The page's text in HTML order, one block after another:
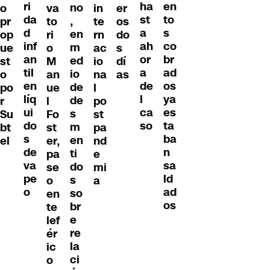
o
pr
op
ue
st
o
po
r
Su
bt
el
ri
da
d
inf
an
til
en
líq
ui
do
s
de
va
pe
o
va
to
ri
o
M
an
ue
l
Fo
st
er,
pa
se
o
en
te
lef
ér
ic
o
no
,
en
m
ed
io
de
de
s
m
en
ti
do
s
so
br
e
re
la
ci
in
te
rn
ac
io
na
l
po
st
pa
nd
e
mi
a
er
os
do
s
dí
as
ha
st
a
ah
or
a
de
l
ca
so
en
to
s
co
br
ad
os
ya
es
ta
ba
n
sa
ld
ad
os